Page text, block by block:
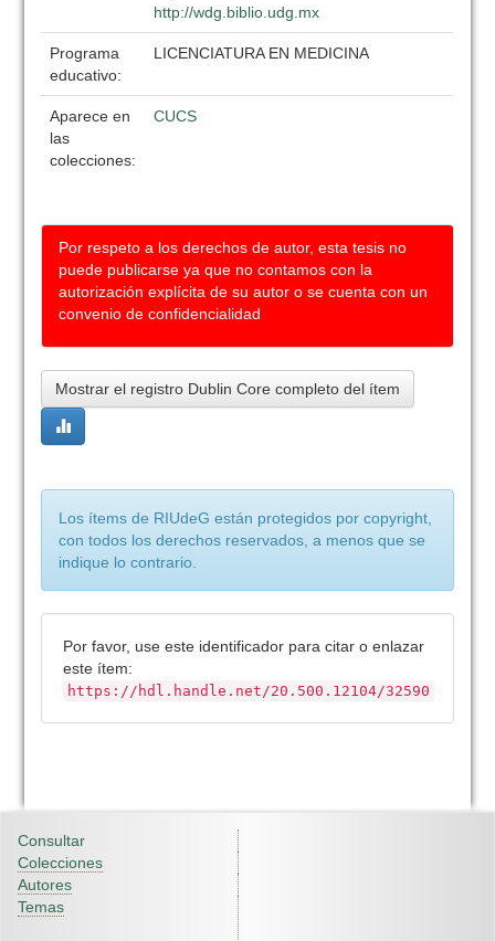
http://wdg.biblio.udg.mx
Programa
educativo:
LICENCIATURA EN MEDICINA
Aparece en
las
colecciones:
CUCS
Por respeto a los derechos de autor, esta tesis no
puede publicarse ya que no contamos con la
autorización explícita de su autor o se cuenta con un
convenio de confidencialidad
Mostrar el registro Dublin Core completo del ítem
Los ítems de RIUdeG están protegidos por copyright,
con todos los derechos reservados, a menos que se
indique lo contrario.
Por favor, use este identificador para citar o enlazar
este ítem:
https://hdl.handle.net/20.500.12104/32590
Consultar
Colecciones
Autores
Temas